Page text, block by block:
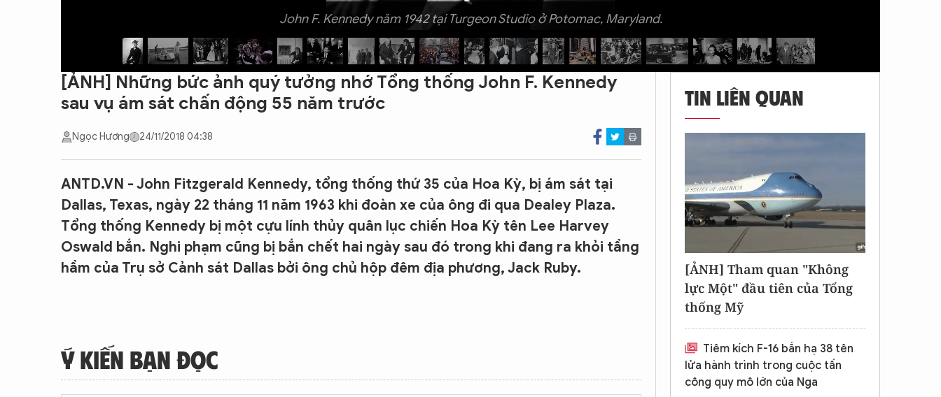
John F. Kennedy năm 1942 tại Turgeon Studio ở Potomac, Maryland.
[ẢNH] Những bức ảnh quý tưởng nhớ Tổng thống John F. Kennedy
sau vụ ám sát chấn động 55 năm trước
Ngọc Hương 24/11/2018 04:38
ANTD.VN - John Fitzgerald Kennedy, tổng thống thứ 35 của Hoa Kỳ, bị ám sát tại
Dallas, Texas, ngày 22 tháng 11 năm 1963 khi đoàn xe của ông đi qua Dealey Plaza.
Tổng thống Kennedy bị một cựu lính thủy quân lục chiến Hoa Kỳ tên Lee Harvey
Oswald bắn. Nghi phạm cũng bị bắn chết hai ngày sau đó trong khi đang ra khỏi tầng
hầm của Trụ sở Cảnh sát Dallas bởi ông chủ hộp đêm địa phương, Jack Ruby.
Ý KIẾN BẠN ĐỌC
TIN LIÊN QUAN
[ẢNH] Tham quan "Không
lực Một" đầu tiên của Tổng
thống Mỹ
Tiêm kích F-16 bắn hạ 38 tên
lửa hành trình trong cuộc tấn
công quy mô lớn của Nga